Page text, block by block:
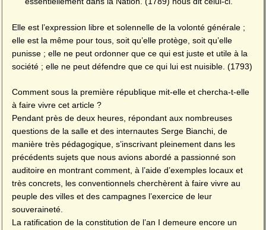
Elle est l’expression libre et solennelle de la volonté générale ;
elle est la même pour tous, soit qu’elle protège, soit qu’elle
punisse ; elle ne peut ordonner que ce qui est juste et utile à la
société ; elle ne peut défendre que ce qui lui est nuisible. (1793)
Comment sous la première république mit-elle et chercha-t-elle
à faire vivre cet article ?
Pendant près de deux heures, répondant aux nombreuses
questions de la salle et des internautes Serge Bianchi, de
manière très pédagogique, s’inscrivant pleinement dans les
précédents sujets que nous avions abordé a passionné son
auditoire en montrant comment, à l’aide d’exemples locaux et
très concrets, les conventionnels cherchèrent à faire vivre au
peuple des villes et des campagnes l’exercice de leur
souveraineté.
La ratification de la constitution de l’an I demeure encore un